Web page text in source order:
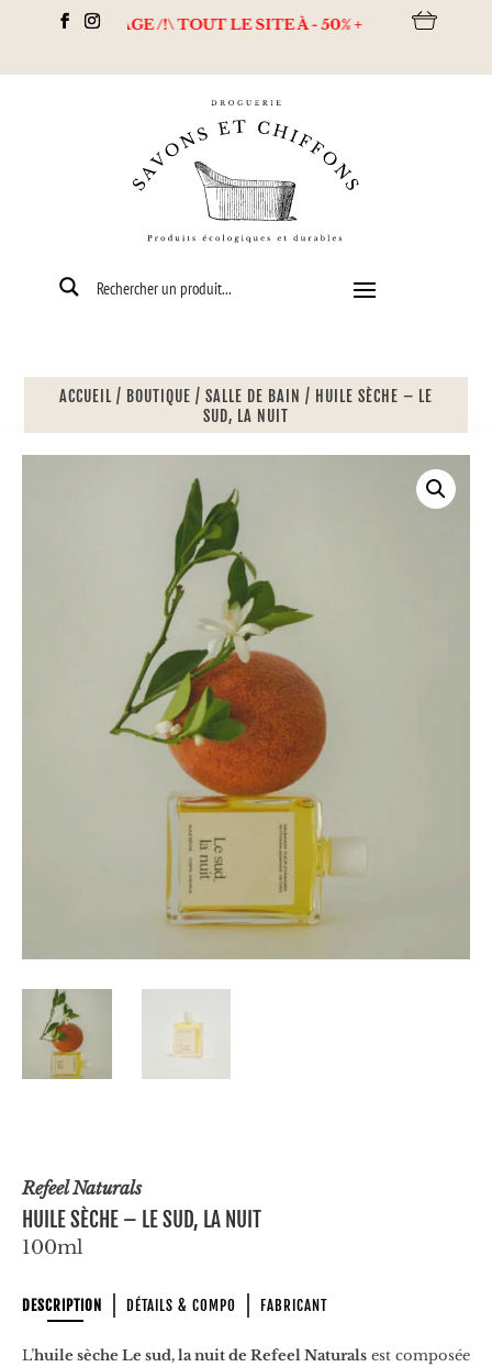
DESTOCKAGE /!\ TOUT LE SITE À - 50% + Livraison offerte
ACCUEIL / BOUTIQUE / SALLE DE BAIN / HUILE SÈCHE – LE
SUD, LA NUIT
Refeel Naturals
HUILE SÈCHE – LE SUD, LA NUIT
100ml
DESCRIPTION DÉTAILS & COMPO FABRICANT
L’huile sèche Le sud, la nuit de Refeel Naturals est composée